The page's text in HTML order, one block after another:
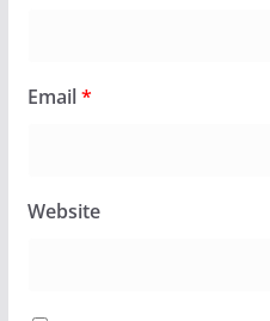
Email*
Website